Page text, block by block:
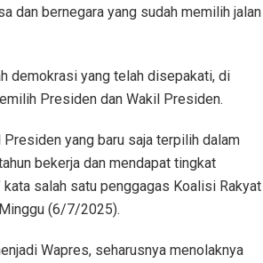
dan bernegara yang sudah memilih jalan
demokrasi yang telah disepakati, di
Presiden dan Wakil Presiden.
Presiden yang baru saja terpilih dalam
bekerja dan mendapat tingkat
salah satu penggagas Koalisi Rakyat
(6/7/2025).
Wapres, seharusnya menolaknya